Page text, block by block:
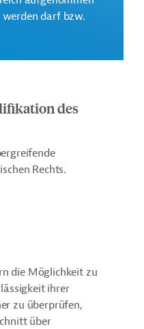
darf bzw.
des
Rechts.
die Möglichkeit zu
ihrer
zu überprüfen,
über